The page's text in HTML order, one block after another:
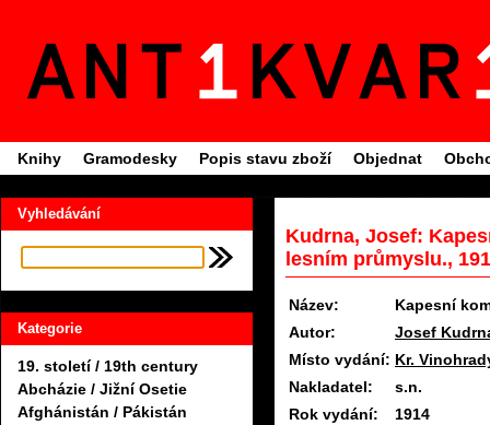
Knihy Gramodesky Popis stavu zboží Objednat
Vyhledávání
Kategorie
19. století / 19th century
Abcházie / Jižní Osetie
Afghánistán / Pákistán
Kudrna, Josef:
lesním průmyslu.,
Název:
Kapesní
Autor:
Josef
Místo vydání: Kr.
Nakladatel:
s.n.
Rok vydání:
1914